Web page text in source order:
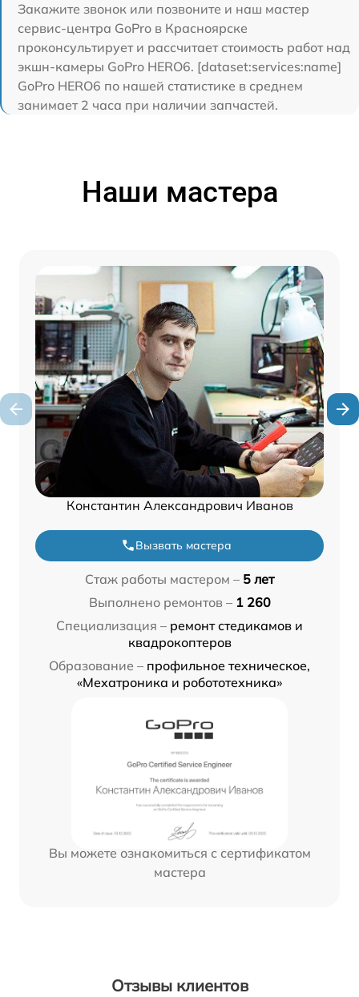
Закажите звонок или позвоните и наш мастер
сервис-центра GoPro в Красноярске
проконсультирует и рассчитает стоимость работ над
экшн-камеры GoPro HERO6. [dataset:services:name]
GoPro HERO6 по нашей статистике в среднем
занимает 2 часа при наличии запчастей.
Наши мастера
Константин Александрович Иванов
Вызвать мастера
Стаж работы мастером – 5 лет
Выполнено ремонтов – 1 260
Специализация – ремонт стедикамов и
квадрокоптеров
Образование – профильное техническое,
«Мехатроника и робототехника»
Вы можете ознакомиться с сертификатом
мастера
Отзывы клиентов